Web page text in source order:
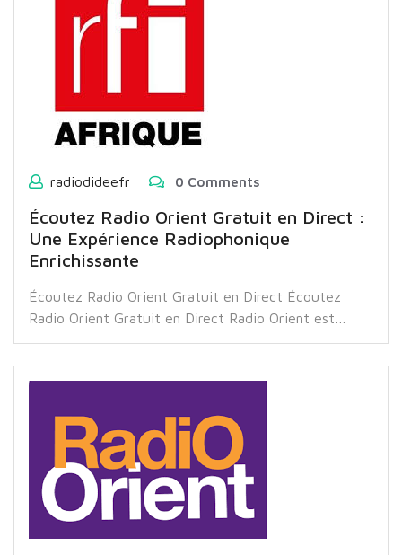
radiodideefr 0 Comments
Écoutez Radio Orient Gratuit en Direct :
Une Expérience Radiophonique
Enrichissante
Écoutez Radio Orient Gratuit en Direct Écoutez
Radio Orient Gratuit en Direct Radio Orient est…